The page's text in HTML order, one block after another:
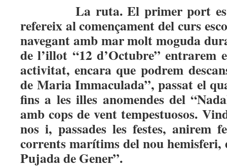
La ruta. El primer port
refereix al començament del curs
navegant amb mar molt moguda
de l’illot “12 d’Octubre” entrarem
activitat, encara que podrem
de Maria Immaculada”, passat el
fins a les illes anomendes del
amb cops de vent tempestuosos.
nos i, passades les festes, anirem
corrents marítims del nou hemisferi,
Pujada de Gener”.